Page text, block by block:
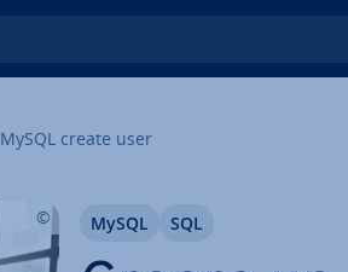
MySQL create user
MySQL SQL